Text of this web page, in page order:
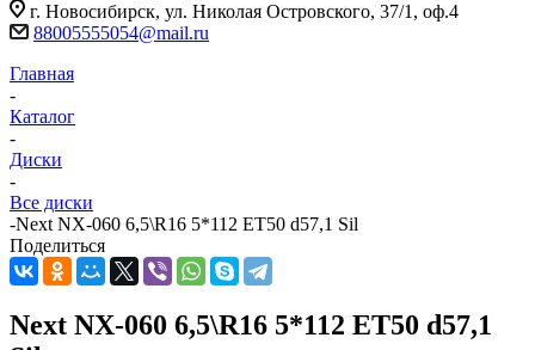
г. Новосибирск, ул. Николая Островского, 37/1, оф.4
88005555054@mail.ru
Главная
-
Каталог
-
Диски
-
Все диски
-Next NX-060 6,5\R16 5*112 ET50 d57,1 Sil
Поделиться
Next NX-060 6,5\R16 5*112 ET50 d57,1